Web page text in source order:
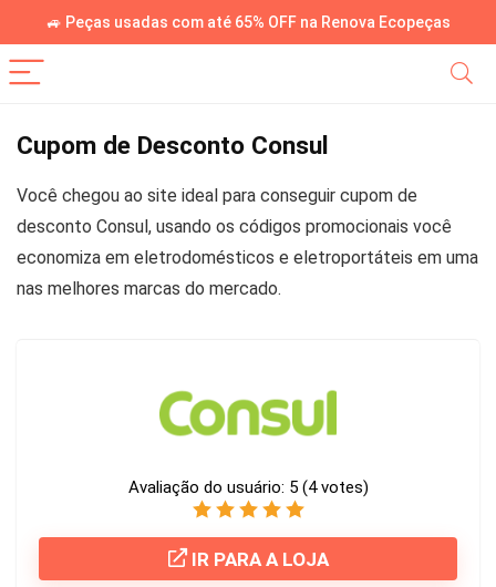
🚙 Peças usadas com até 65% OFF na Renova Ecopeças
Cupom de Desconto Consul
Você chegou ao site ideal para conseguir cupom de
desconto Consul, usando os códigos promocionais você
economiza em eletrodomésticos e eletroportáteis em uma
nas melhores marcas do mercado.
Avaliação do usuário: 5 (4votes)
IR PARA A LOJA